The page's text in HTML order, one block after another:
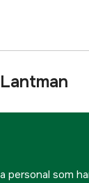
personal som